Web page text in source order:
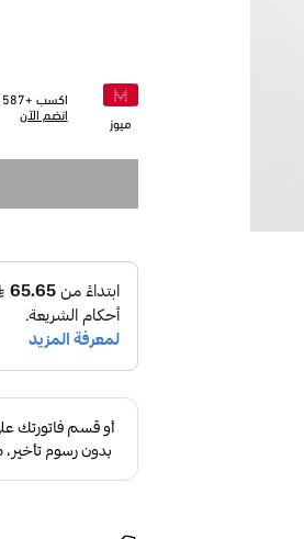
ميوز
اكسب +587
انضم الآن